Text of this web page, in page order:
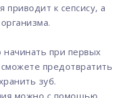
к сепсису, а
при первых
предотвратить
зуб.